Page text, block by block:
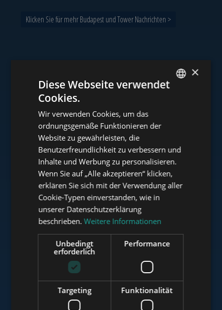
Klicken Sie für mehr Budapest und Tower Nachrichten >
Unser Portfolio
www.tower-investments.com
www.towerassistance.com
www.towerconsulting.hu
www.mybudapesthome.com
FRENCH
ITALIAN
SPANISH
RUSSIAN
×
Diese Webseite verwendet
Cookies.
Wir verwenden Cookies, um das
ordnungsgemäße Funktionieren der
Website zu gewährleisten, die
Benutzerfreundlichkeit zu verbessern und
Inhalte und Werbung zu personalisieren.
Wenn Sie auf „Alle akzeptieren“ klicken,
erklären Sie sich mit der Verwendung aller
Cookie-Typen einverstanden, wie in
unserer Datenschutzerklärung
beschrieben. Weitere Informationen
Unbedingt
erforderlich
Performance
Targeting Funktionalität